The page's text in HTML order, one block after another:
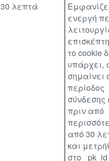
30 λεπτά
ενεργή
το cookie
υπάρχει,
σημαίνει
περίοδος
σύνδεσης
πριν από
από 30
και
στο